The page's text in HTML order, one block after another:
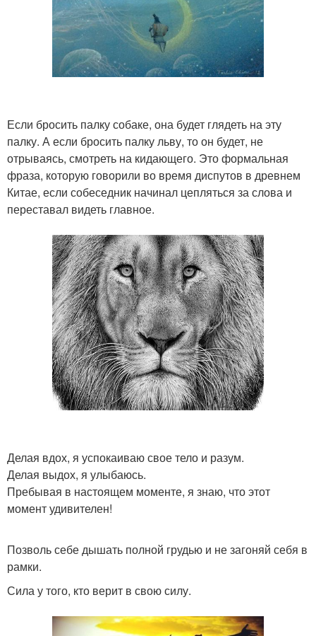
Если бросить палку собаке, она будет глядеть на эту
палку. А если бросить палку льву, то он будет, не
отрываясь, смотреть на кидающего. Это формальная
фраза, которую говорили во время диспутов в древнем
Китае, если собеседник начинал цепляться за слова и
переставал видеть главное.
Делая вдох, я успокаиваю свое тело и разум.
Делая выдох, я улыбаюсь.
Пребывая в настоящем моменте, я знаю, что этот
момент удивителен!
Позволь себе дышать полной грудью и не загоняй себя в
рамки.
Сила у того, кто верит в свою силу.